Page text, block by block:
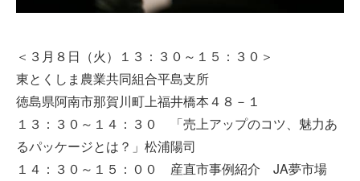
＜３月８日（火）１３：３０～１５：３０＞
東とくしま農業共同組合平島支所
徳島県阿南市那賀川町上福井橋本４８－１
１３：３０～１４：３０ 「売上アップのコツ、魅力あ
るパッケージとは？」松浦陽司
１４：３０～１５：００ 産直市事例紹介 JA夢市場